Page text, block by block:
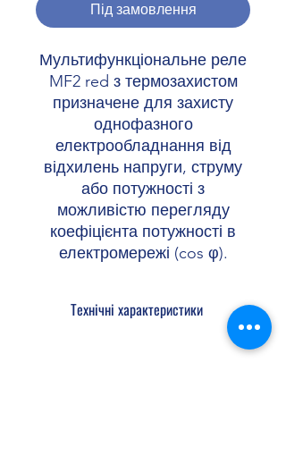
Під замовлення
Мультифункціональне реле
MF2 red з термозахистом
призначене для захисту
однофазного
електрообладнання від
відхилень напруги, струму
або потужності з
можливістю перегляду
коефіцієнта потужності в
електромережі (cos φ).
Технічні характеристики